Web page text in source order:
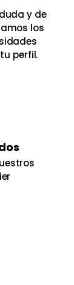
y de
los
perfil.